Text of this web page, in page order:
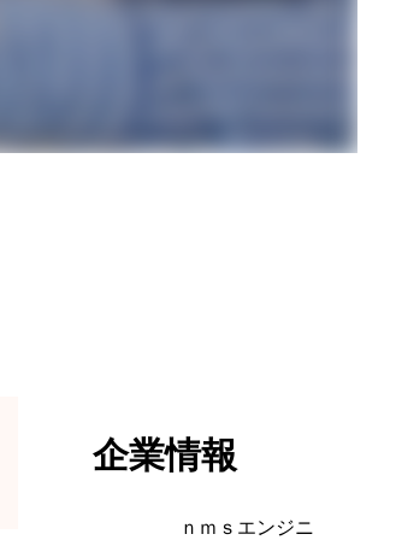
企業情報
ｎｍｓエンジニ